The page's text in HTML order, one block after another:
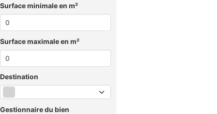
Surface minimale en m²
Surface maximale en m²
Destination
Gestionnaire du bien